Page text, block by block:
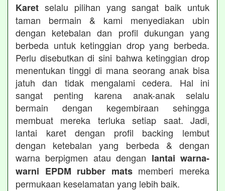
Karet selalu pilihan yang sangat baik untuk
taman bermain & kami menyediakan ubin
dengan ketebalan dan profil dukungan yang
berbeda untuk ketinggian drop yang berbeda.
Perlu disebutkan di sini bahwa ketinggian drop
menentukan tinggi di mana seorang anak bisa
jatuh dan tidak mengalami cedera. Hal ini
sangat penting karena anak-anak selalu
bermain dengan kegembiraan sehingga
membuat mereka terluka setiap saat. Jadi,
lantai karet dengan profil backing lembut
dengan ketebalan yang berbeda & dengan
warna berpigmen atau dengan lantai warna-
warni EPDM rubber matsmemberi mereka
permukaan keselamatan yang lebih baik.